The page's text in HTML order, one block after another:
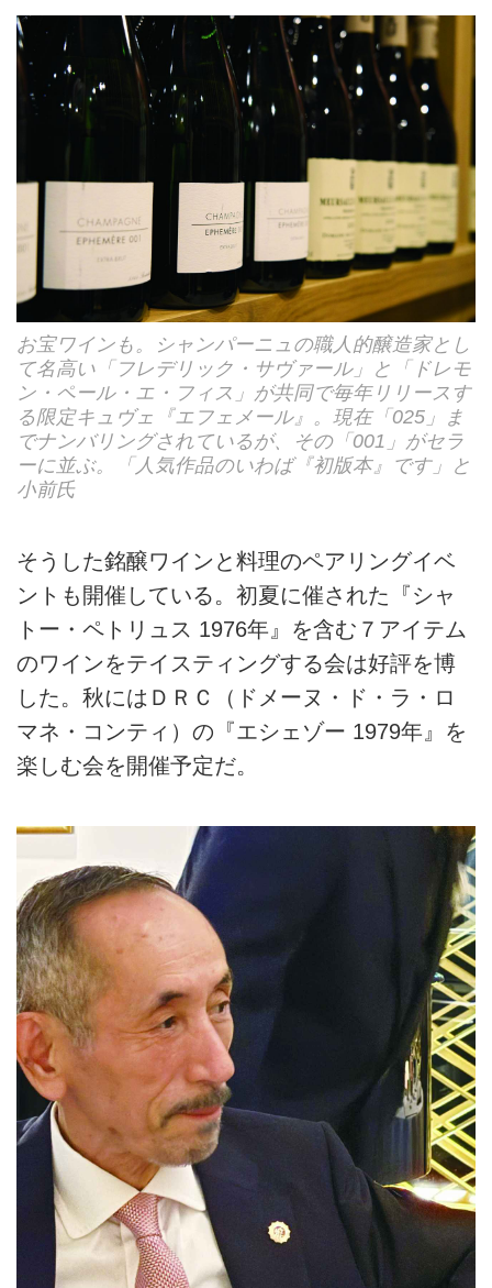
お宝ワインも。シャンパーニュの職人的醸造家とし
て名高い「フレデリック・サヴァール」と「ドレモ
ン・ペール・エ・フィス」が共同で毎年リリースす
る限定キュヴェ『エフェメール』。現在「025」ま
でナンバリングされているが、その「001」がセラ
ーに並ぶ。「人気作品のいわば『初版本』です」と
小前氏
そうした銘醸ワインと料理のペアリングイベ
ントも開催している。初夏に催された『シャ
トー・ペトリュス 1976年』を含む７アイテム
のワインをテイスティングする会は好評を博
した。秋にはＤＲＣ（ドメーヌ・ド・ラ・ロ
マネ・コンティ）の『エシェゾー 1979年』を
楽しむ会を開催予定だ。